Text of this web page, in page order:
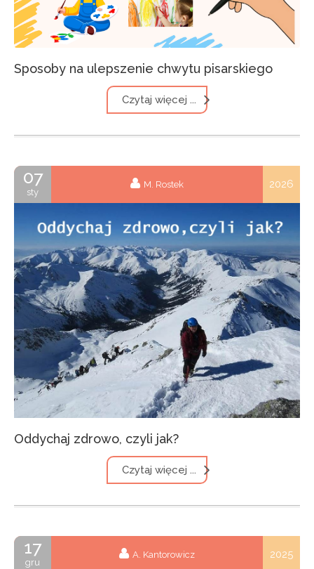
Sposoby na ulepszenie chwytu pisarskiego
Czytaj więcej ...
07
sty
M. Rostek 2026
Oddychaj zdrowo, czyli jak?
Czytaj więcej ...
17
gru
A. Kantorowicz 2025